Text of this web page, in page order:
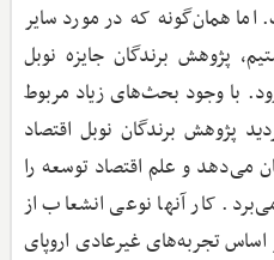
اما همان‌گونه که در مورد سایر
پژوهش برندگان جایزه نوبل
با وجود بحث‌های زیاد مربوط
پژوهش‌ برندگان نوبل اقتصاد
می‌دهد و علم اقتصاد توسعه را
کار آنها نوعی انشعاب از
تجربه‌های غیرعادی اروپای